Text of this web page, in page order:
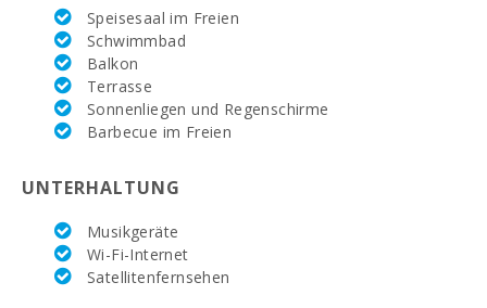
Abflachender Pool:
Preis:
Speisesaal im Freien
Schwimmbad
Balkon
Terrasse
Sonnenliegen und Regenschirme
Barbecue im Freien
UNTERHALTUNG
Musikgeräte
Wi-Fi-Internet
Satellitenfernsehen